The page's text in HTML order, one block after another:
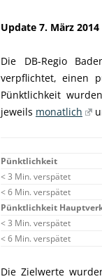
Update 7. März
Die DB-Regio
verpflichtet, einen
Pünktlichkeit
jeweils monatlich
Pünktlichkeit
< 3 Min. verspätet
< 6 Min. verspätet
Pünktlichkeit
< 3 Min. verspätet
< 6 Min. verspätet
Die Zielwerte